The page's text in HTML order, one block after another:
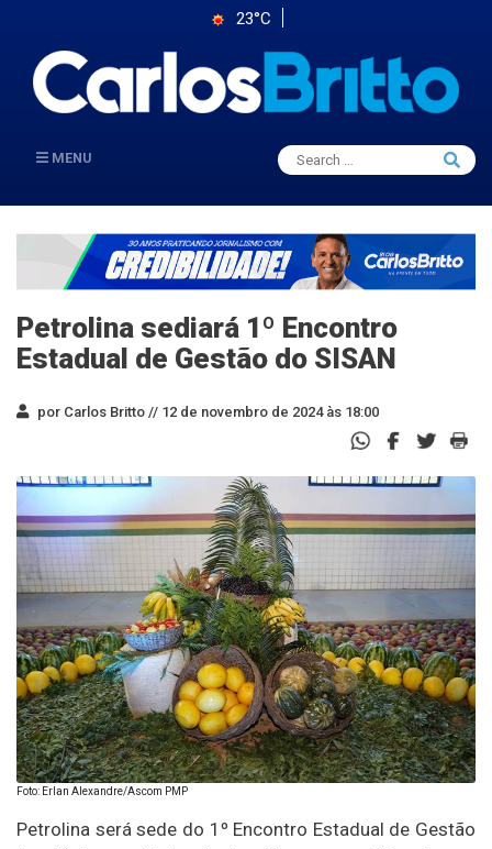
23°C
MENU
Search
for:
Search
Petrolina sediará 1º Encontro
Estadual de Gestão do SISAN
por Carlos Britto // 12 de novembro de 2024 às 18:00
Foto: Erlan Alexandre/Ascom PMP
Petrolina será sede do 1º Encontro Estadual de Gestão